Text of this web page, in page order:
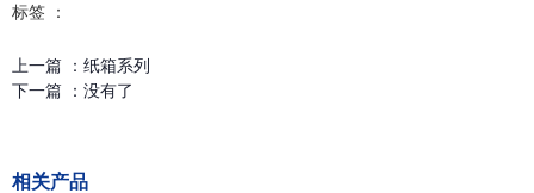
标签 ：
上一篇 ： 纸箱系列
下一篇 ： 没有了
相关产品